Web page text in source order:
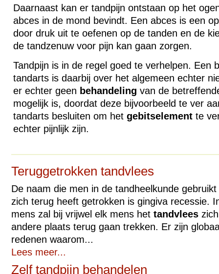
Daarnaast kan er tandpijn ontstaan op het
abces in de mond bevindt. Een abces is een
door druk uit te oefenen op de tanden en de
de tandzenuw voor pijn kan gaan zorgen.
Tandpijn is in de regel goed te verhelpen. Een
tandarts is daarbij over het algemeen echter
er echter geen behandeling van de
mogelijk is, doordat deze bijvoorbeeld te ver
tandarts besluiten om het gebitselementte
echter pijnlijk zijn.
Teruggetrokken tandvlees
De naam die men in de tandheelkunde
zich terug heeft getrokken is gingiva recessie.
mens zal bij vrijwel elk mens het tandvleeszich
andere plaats terug gaan trekken. Er zijn
redenen waarom...
Lees meer...
Zelf tandpijn behandelen